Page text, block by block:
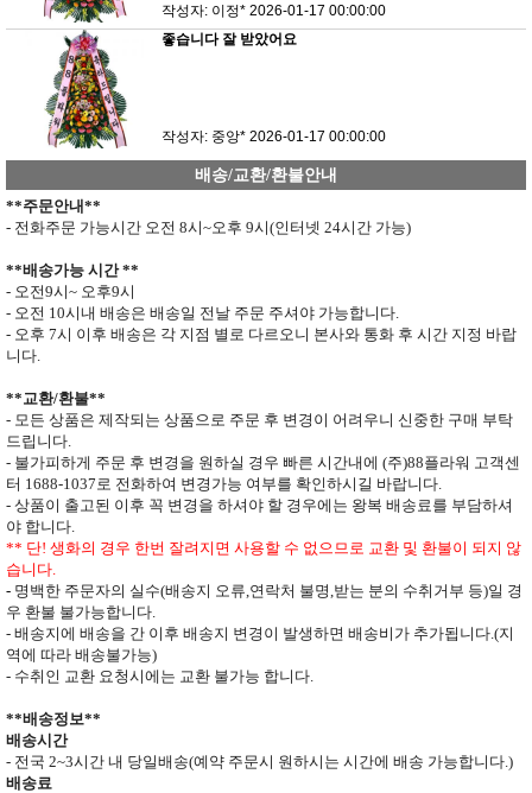
작성자: 이정* 2026-01-17 00:00:00
좋습니다 잘 받았어요
작성자: 중앙* 2026-01-17 00:00:00
배송/교환/환불안내
**주문안내**
- 전화주문 가능시간 오전 8시~오후 9시(인터넷 24시간 가능)
**배송가능 시간**
- 오전9시~ 오후9시
- 오전 10시내 배송은 배송일 전날 주문 주셔야 가능합니다
- 오후 7시 이후 배송은 각 지점 별로 다르오니 본사와 통화 후 시간 지정 바랍
니다
** 교환/환불**
- 모든 상품은 제작되는 상품으로 주문 후 변경이 어려우니 신중한 구매 부탁
드립니다
- 불가피하게 주문 후 변경을 원하실 경우 빠른 시간내에 (주)88플라워 고객센
터 1688-1037 로 전화하여 변경가능 여부를 확인하시길 바랍니다.
- 상품이 출고된 이후 꼭 변경을 하셔야 할 경우에는 왕복 배송료를 부담하셔
야 합니다
** 단! 생화의 경우 한번 잘려지면 사용할 수 없으므로 교환 및 환불이 되지 않
습니다
- 명백한 주문자의 실수(배송지 오류 연락처 불명 받는 분의 수취거부 등)일 경
우 환불 불가능합니다
- 배송지에 배송을 간 이후 배송지 변경이 발생하면 배송비가 추가됩니다 .(지
역에 따라 배송불가능)
- 수취인 교환 요청시에는 교환 불가능 합니다
**배송정보**
배송시간
- 전국 2~3시간 내 당일배송(예약 주문시 원하시는 시간에 배송 가능합니다 .)
배송료